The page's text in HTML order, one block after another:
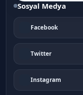
Sosyal Medya
Facebook
Twitter
Instagram